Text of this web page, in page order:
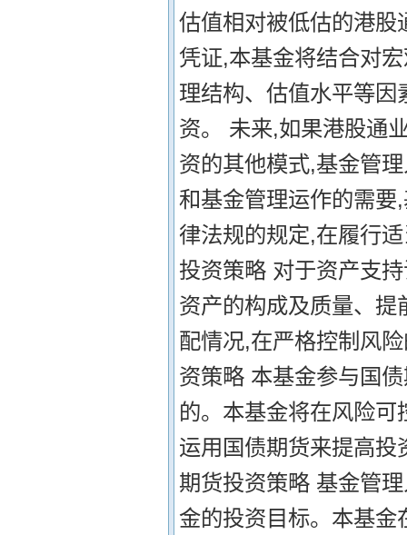
估值相对被低估的港股
凭证,本基金将结合对
理结构、估值水平等
资。 未来,如果港股通
资的其他模式,基金管
和基金管理运作的需
律法规的规定,在履行
投资策略 对于资产支
资产的构成及质量、
配情况,在严格控制风
资策略 本基金参与国
的。本基金将在风险
运用国债期货来提高
期货投资策略 基金管
金的投资目标。本基